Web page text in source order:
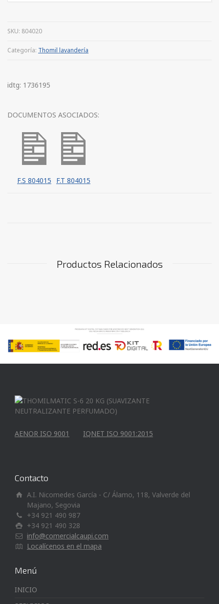
SKU: 804020
Categoría: Thomil lavandería
idtg: 1736195
DOCUMENTOS ASOCIADOS:
F.S 804015 F.T 804015
Productos Relacionados
AENOR ISO 9001 IQNET ISO 9001:2015
Contacto
A.I. Nicomedes García - C/ Álamo, 118, Valverde del
Majano, Segovia
+34 921 490 987
+34 921 490 328
info@comercialcaupi.com
Localícenos en el mapa
Menú
INICIO